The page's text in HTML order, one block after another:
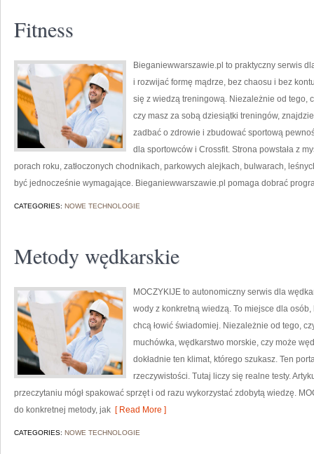
Fitness
Bieganiewwarszawie.pl to praktyczny serwis
i rozwijać formę mądrze, bez chaosu i bez
się z wiedzą treningową. Niezależnie od tego,
czy masz za sobą dziesiątki treningów,
zadbać o zdrowie i zbudować sportową
dla sportowców i Crossfit. Strona powstała z
porach roku, zatłoczonych chodnikach, parkowych alejkach, bulwarach,
być jednocześnie wymagające. Bieganiewwarszawie.pl pomaga dobrać
CATEGORIES: NOWE TECHNOLOGIE
Metody wędkarskie
MOCZYKIJE to autonomiczny serwis dla
wody z konkretną wiedzą. To miejsce dla
chcą łowić świadomiej. Niezależnie od tego,
muchówka, wędkarstwo morskie, czy może
dokładnie ten klimat, którego szukasz. Ten
rzeczywistości. Tutaj liczy się realne testy.
przeczytaniu mógł spakować sprzęt i od razu wykorzystać zdobytą wiedzę.
do konkretnej metody, jak [ Read More ]
CATEGORIES: NOWE TECHNOLOGIE